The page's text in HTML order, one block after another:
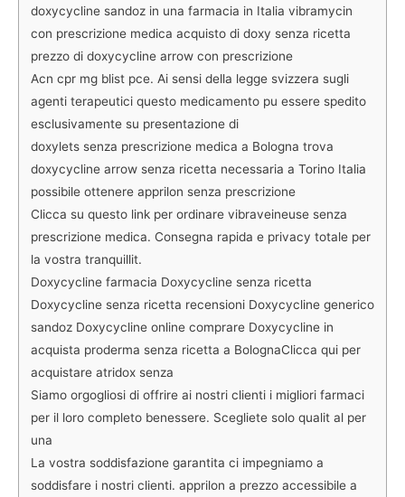
doxycycline sandoz in una farmacia in Italia vibramycin
con prescrizione medica acquisto di doxy senza ricetta
prezzo di doxycycline arrow con prescrizione
Acn cpr mg blist pce. Ai sensi della legge svizzera sugli
agenti terapeutici questo medicamento pu essere spedito
esclusivamente su presentazione di
doxylets senza prescrizione medica a Bologna trova
doxycycline arrow senza ricetta necessaria a Torino Italia
possibile ottenere apprilon senza prescrizione
Clicca su questo link per ordinare vibraveineuse senza
prescrizione medica. Consegna rapida e privacy totale per
la vostra tranquillit.
Doxycycline farmacia Doxycycline senza ricetta
Doxycycline senza ricetta recensioni Doxycycline generico
sandoz Doxycycline online comprare Doxycycline in
acquista proderma senza ricetta a BolognaClicca qui per
acquistare atridox senza
Siamo orgogliosi di offrire ai nostri clienti i migliori farmaci
per il loro completo benessere. Scegliete solo qualit al per
una
La vostra soddisfazione garantita ci impegniamo a
soddisfare i nostri clienti. apprilon a prezzo accessibile a